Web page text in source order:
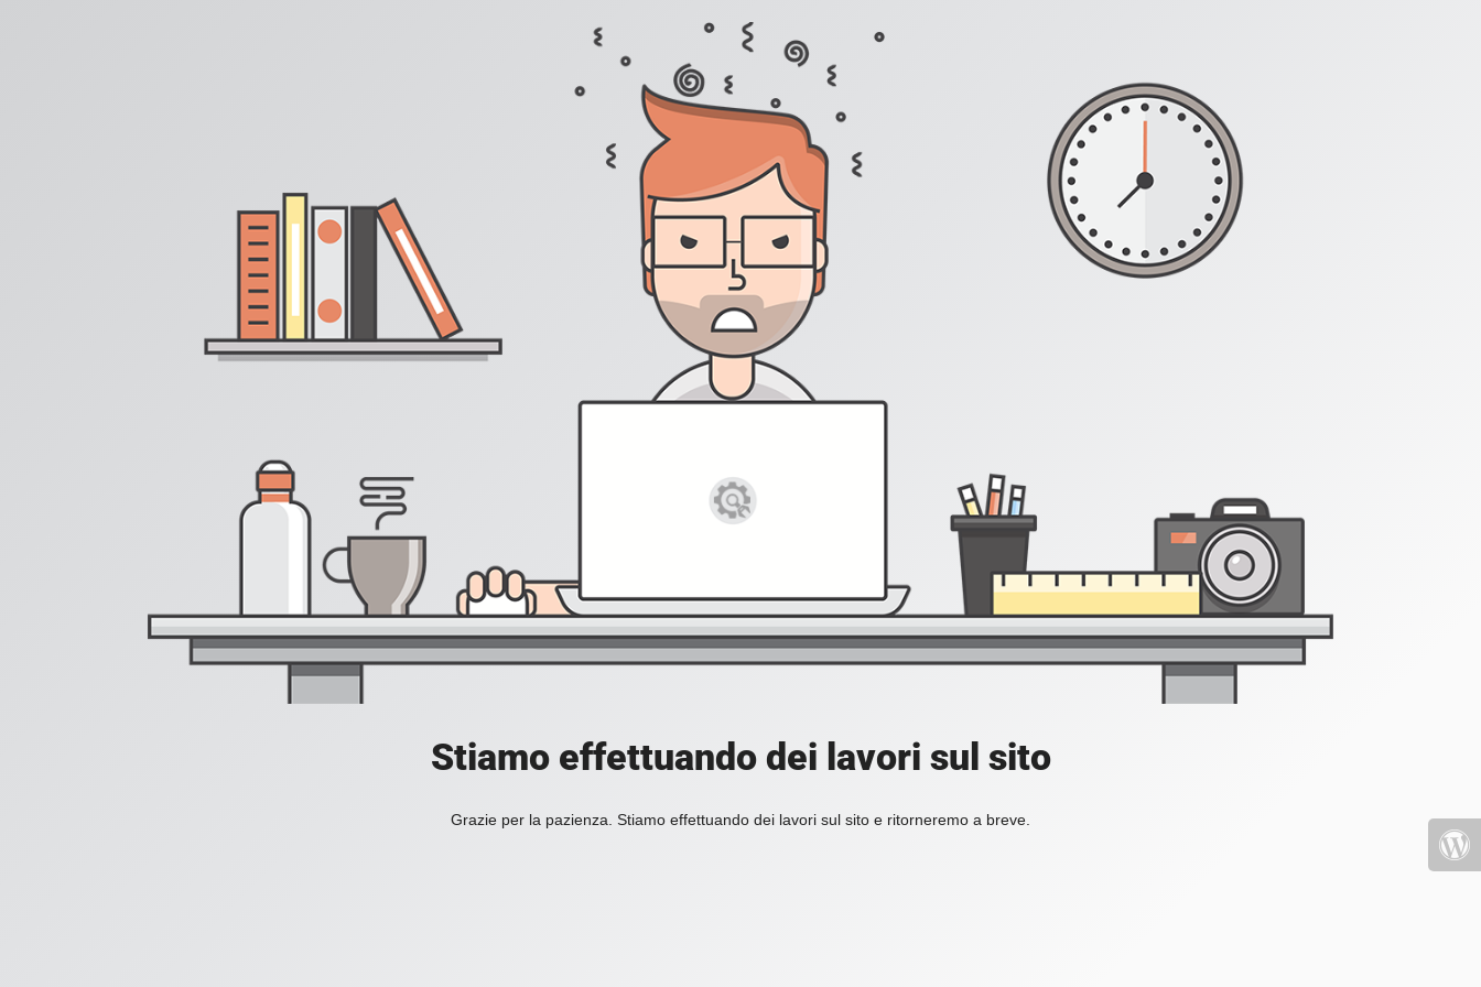
Stiamo effettuando dei lavori sul sito
Grazie per la pazienza. Stiamo effettuando dei lavori sul sito e ritorneremo a breve.